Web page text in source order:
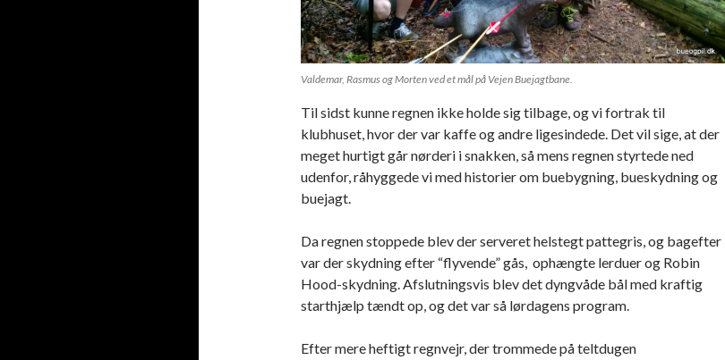
Valdemar, Rasmus og Morten ved et mål på Vejen Buejagtbane.
Til sidst kunne regnen ikke holde sig tilbage, og vi fortrak til
klubhuset, hvor der var kaffe og andre ligesindede. Det vil sige, at der
meget hurtigt går nørderi i snakken, så mens regnen styrtede ned
udenfor, råhyggede vi med historier om buebygning, bueskydning og
buejagt.
Da regnen stoppede blev der serveret helstegt pattegris, og bagefter
var der skydning efter “flyvende” gås, ophængte lerduer og Robin
Hood-skydning. Afslutningsvis blev det dyngvåde bål med kraftig
starthjælp tændt op, og det var så lørdagens program.
Efter mere heftigt regnvejr, der trommede på teltdugen